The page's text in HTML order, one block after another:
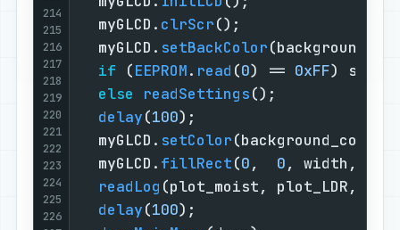
214
215
216
217
218
219
220
221
222
223
224
225
226
  myGLCD.
clrScr
  myGLCD.
setBackColor
if (EEPROM. read (0) == 0xFF)
else
readSettings
delay(100
  myGLCD.
setColor
  myGLCD.
fillRect(0, 0,
readLog (plot_moist, plot_LDR,
delay(100);